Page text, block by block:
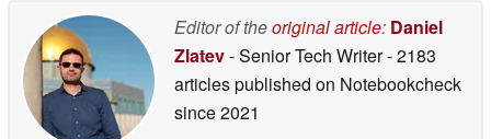
Editor of theoriginal article: Daniel
Zlatev- Senior Tech Writer- 2183
articles published on Notebookcheck
since 2021